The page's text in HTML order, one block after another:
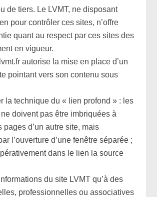
de tiers. Le LVMT, ne disposant
pour contrôler ces sites, n’offre
quant au respect par ces sites des
en vigueur.
autorise la mise en place d’un
pointant vers son contenu sous
la technique du « lien profond » : les
doivent pas être imbriquées à
pages d’un autre site, mais
l’ouverture d’une fenêtre séparée ;
dans le lien la source
du site LVMT qu’à des
professionnelles ou associatives